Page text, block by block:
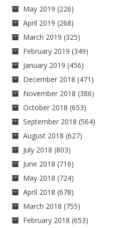
May 2019 (226)
April 2019 (268)
March 2019 (325)
February 2019 (349)
January 2019 (456)
December 2018 (471)
November 2018 (386)
October 2018 (653)
September 2018 (564)
August 2018 (627)
July 2018 (803)
June 2018 (716)
May 2018 (724)
April 2018 (678)
March 2018 (755)
February 2018 (653)